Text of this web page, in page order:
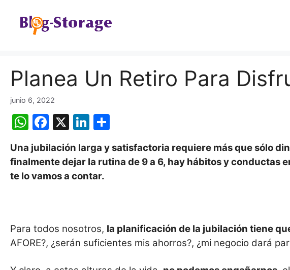
contenido
Planea Un Retiro Para
junio 6, 2022
W
h
at
s
F
c
e
k
X
Li
k
e
m
p
Una jubilación larga y satisfactoria requiere más que sólo
finalmente dejar la rutina de 9 a 6, hay hábitos y conductas
te lo vamos a contar.
Para todos nosotros, la planificación de la jubilación tiene
AFORE?, ¿serán suficientes mis ahorros?, ¿mi negocio dará